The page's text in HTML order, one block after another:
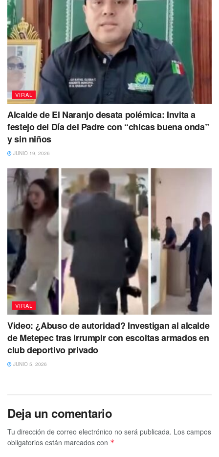
VIRAL
Alcalde de El Naranjo desata polémica: Invita a
festejo del Día del Padre con “chicas buena onda”
y sin niños
JUNIO 19, 2026
VIRAL
Video: ¿Abuso de autoridad? Investigan al alcalde
de Metepec tras irrumpir con escoltas armados en
club deportivo privado
JUNIO 5, 2026
Deja un comentario
Tu dirección de correo electrónico no será publicada. Los campos
obligatorios están marcados con *